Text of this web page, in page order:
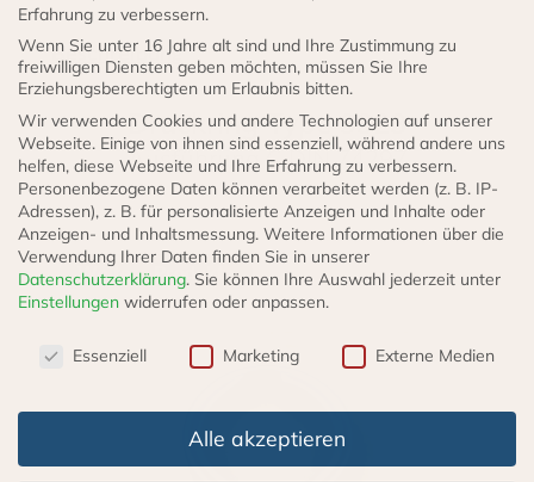
Beschreibung
Druckring Type 9323
Ausführung C DIN 74297
Weitere Produkte
Erfahrung zu verbessern.
Wenn Sie unter 16 Jahre alt sind und Ihre Zustimmung zu
freiwilligen Diensten geben möchten, müssen Sie Ihre
Erziehungsberechtigten um Erlaubnis bitten.
Wir verwenden Cookies und andere Technologien auf unserer
Webseite. Einige von ihnen sind essenziell, während andere uns
helfen, diese Webseite und Ihre Erfahrung zu verbessern.
Personenbezogene Daten können verarbeitet werden (z. B. IP-
Adressen), z. B. für personalisierte Anzeigen und Inhalte oder
Anzeigen- und Inhaltsmessung. Weitere Informationen über die
Verwendung Ihrer Daten finden Sie in unserer
Datenschutzerklärung. Sie können Ihre Auswahl jederzeit unter
Einstellungen widerrufen oder anpassen.
Essenziell Marketing Externe Medien
Alle akzeptieren